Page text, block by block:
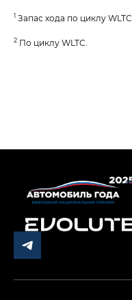
1 Запас хода по циклу WLTC.
2 По циклу WLTC.